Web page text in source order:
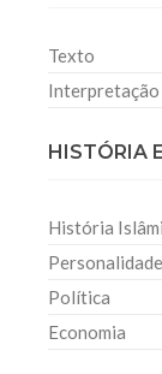
Texto
Interpretação
HISTÓRIA
História
Política
Economia